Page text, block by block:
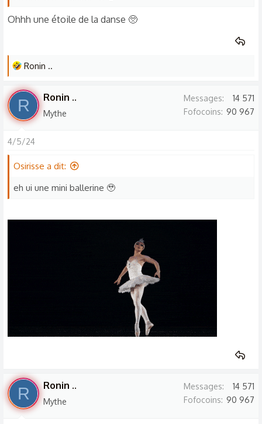
Ohhh une étoile de la danse 🥺
L
s
r
é
c
o
Ronin ..
R Ronin ..
Mythe
Messages
14 571
Fofocoins 90 967
4/5/24
Osirisse a dit:
eh ui une mini ballerine 🥹
R Ronin ..
Mythe
Messages
14 571
Fofocoins 90 967